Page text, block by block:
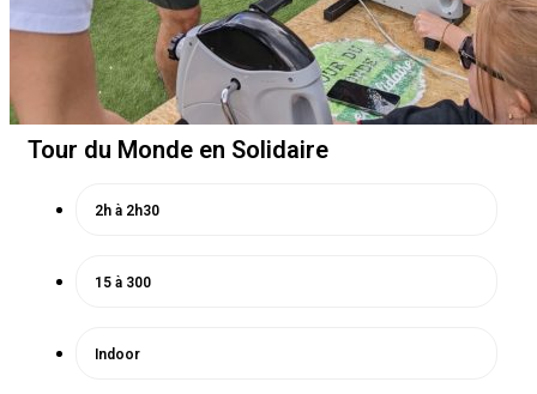
Tour du Monde en Solidaire
2h à 2h30
15 à 300
Indoor